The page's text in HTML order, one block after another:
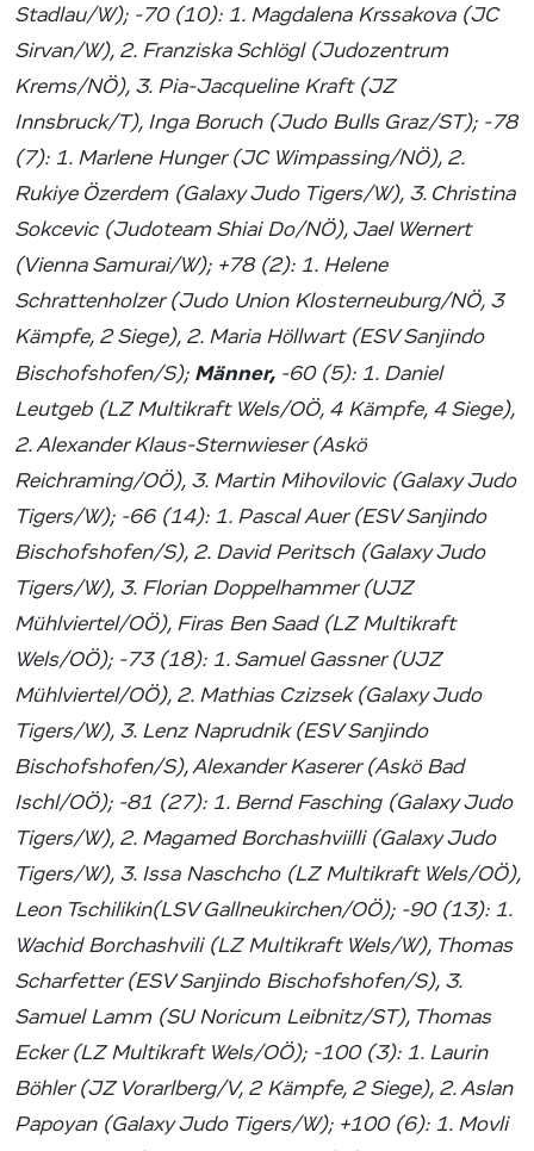
Stadlau/W); -70 (10): 1. Magdalena Krssakova (JC
Sirvan/W), 2. Franziska Schlögl (Judozentrum
Krems/NÖ), 3. Pia-Jacqueline Kraft (JZ
Innsbruck/T), Inga Boruch (Judo Bulls Graz/ST); -78
(7): 1. Marlene Hunger (JC Wimpassing/NÖ), 2.
Rukiye Özerdem (Galaxy Judo Tigers/W), 3. Christina
Sokcevic (Judoteam Shiai Do/NÖ), Jael Wernert
(Vienna Samurai/W); +78 (2): 1. Helene
Schrattenholzer (Judo Union Klosterneuburg/NÖ, 3
Kämpfe, 2 Siege), 2. Maria Höllwart (ESV Sanjindo
Bischofshofen/S); Männer, -60 (5): 1. Daniel
Leutgeb (LZ Multikraft Wels/OÖ, 4 Kämpfe, 4 Siege),
2. Alexander Klaus-Sternwieser (Askö
Reichraming/OÖ), 3. Martin Mihovilovic (Galaxy Judo
Tigers/W); -66 (14): 1. Pascal Auer (ESV Sanjindo
Bischofshofen/S), 2. David Peritsch (Galaxy Judo
Tigers/W), 3. Florian Doppelhammer (UJZ
Mühlviertel/OÖ), Firas Ben Saad (LZ Multikraft
Wels/OÖ); -73 (18): 1. Samuel Gassner (UJZ
Mühlviertel/OÖ), 2. Mathias Czizsek (Galaxy Judo
Tigers/W), 3. Lenz Naprudnik (ESV Sanjindo
Bischofshofen/S), Alexander Kaserer (Askö Bad
Ischl/OÖ); -81 (27): 1. Bernd Fasching (Galaxy Judo
Tigers/W), 2. Magamed Borchashviilli (Galaxy Judo
Tigers/W), 3. Issa Naschcho (LZ Multikraft Wels/OÖ),
Leon Tschilikin(LSV Gallneukirchen/OÖ); -90 (13): 1.
Wachid Borchashvili (LZ Multikraft Wels/W), Thomas
Scharfetter (ESV Sanjindo Bischofshofen/S), 3.
Samuel Lamm (SU Noricum Leibnitz/ST), Thomas
Ecker (LZ Multikraft Wels/OÖ); -100 (3): 1. Laurin
Böhler (JZ Vorarlberg/V, 2 Kämpfe, 2 Siege), 2. Aslan
Papoyan (Galaxy Judo Tigers/W); +100 (6): 1. Movli